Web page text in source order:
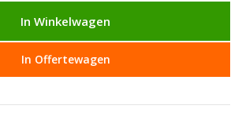
In Winkelwagen
In Offertewagen